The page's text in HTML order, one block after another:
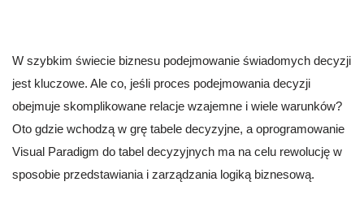
W szybkim świecie biznesu podejmowanie świadomych decyzji
jest kluczowe. Ale co, jeśli proces podejmowania decyzji
obejmuje skomplikowane relacje wzajemne i wiele warunków?
Oto gdzie wchodzą w grę tabele decyzyjne, a oprogramowanie
Visual Paradigm do tabel decyzyjnych ma na celu rewolucję w
sposobie przedstawiania i zarządzania logiką biznesową.